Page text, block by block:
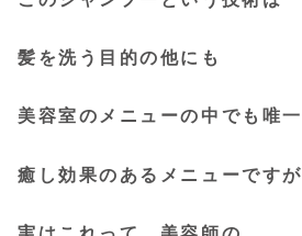
髪を洗う目的の他にも
美容室のメニューの中でも唯一
癒し効果のあるメニューですが